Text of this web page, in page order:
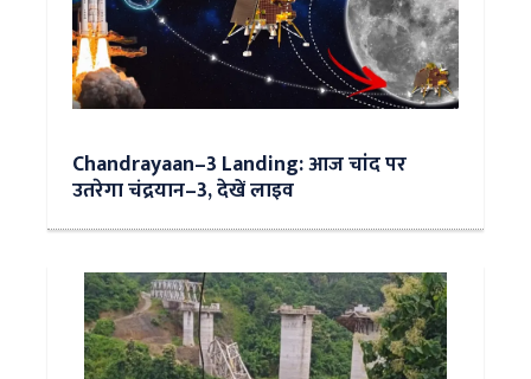
Chandrayaan–3 Landing: आज चांद पर
उतरेगा चंद्रयान–3, देखें लाइव